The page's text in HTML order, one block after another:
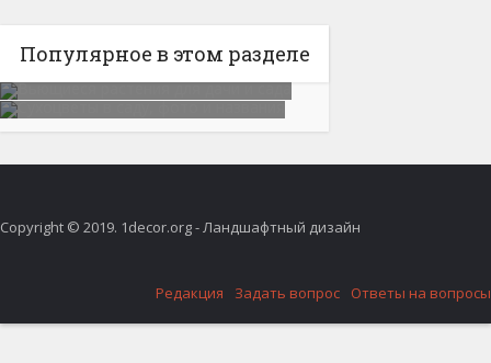
Популярное в этом разделе
Copyright © 2019. 1decor.org - Ландшафтный дизайн
Редакция Задать вопрос Ответы на вопросы